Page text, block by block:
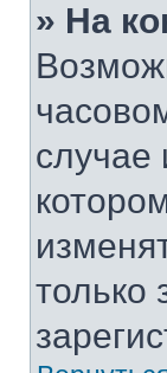
» На
случае
только